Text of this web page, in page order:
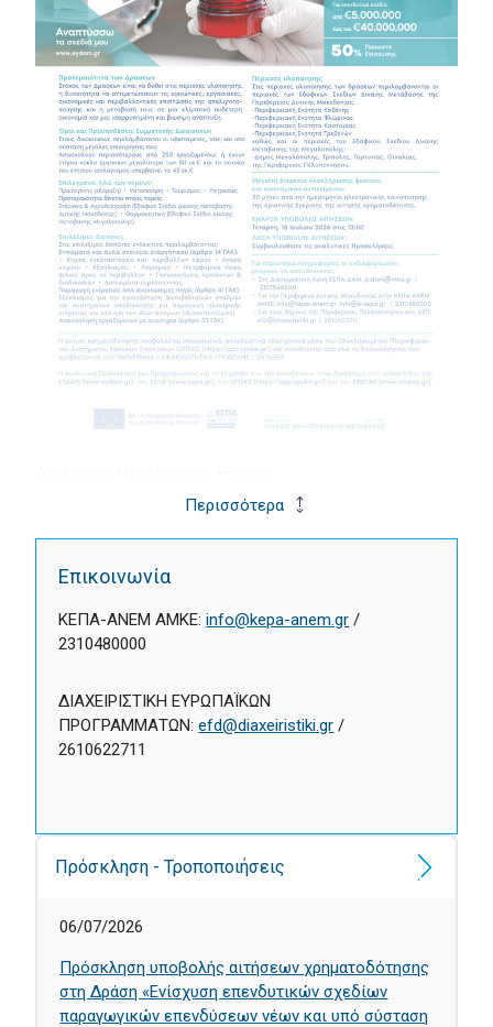
Περισσότερα
Επικοινωνία
ΚΕΠΑ-ΑΝΕΜ AMKE:info@kepa-anem.gr /
2310480000
ΔΙΑΧΕΙΡΙΣΤΙΚΗ ΕΥΡΩΠΑΪΚΩΝ
ΠΡΟΓΡΑΜΜΑΤΩΝ:efd@diaxeiristiki.gr /
2610622711
Πρόσκληση - Τροποποιήσεις
06/07/2026
Πρόσκληση υποβολής αιτήσεων χρηματοδότησης
στη Δράση «Ενίσχυση επενδυτικών σχεδίων
παραγωγικών επενδύσεων νέων και υπό σύσταση